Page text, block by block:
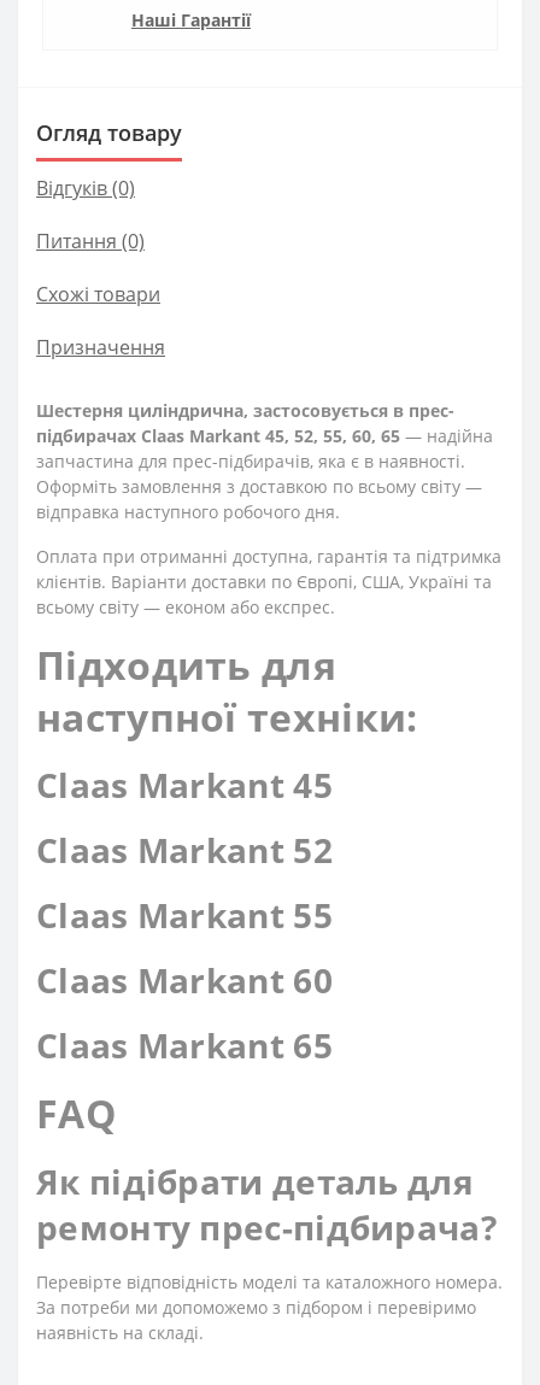
Наші Гарантії
Огляд товару
Відгуків (0)
Питання (0)
Схожі товари
Призначення
Шестерня циліндрична, застосовується в прес-
підбирачах Claas Markant 45, 52, 55, 60, 65 — надійна
запчастина для прес-підбирачів, яка є в наявності.
Оформіть замовлення з доставкою по всьому світу —
відправка наступного робочого дня.
Оплата при отриманні доступна, гарантія та підтримка
клієнтів. Варіанти доставки по Європі, США, Україні та
всьому світу — економ або експрес.
Підходить для
наступної техніки:
Claas Markant 45
Claas Markant 52
Claas Markant 55
Claas Markant 60
Claas Markant 65
FAQ
Як підібрати деталь для
ремонту прес-підбирача?
Перевірте відповідність моделі та каталожного номера.
За потреби ми допоможемо з підбором і перевіримо
наявність на складі.